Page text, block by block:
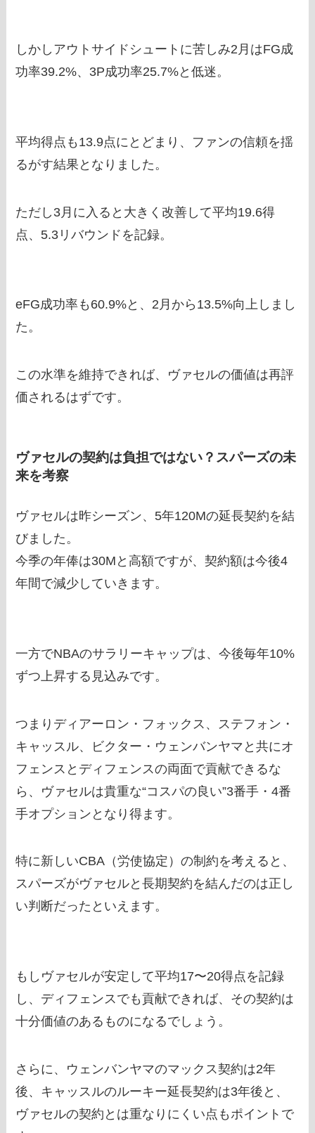
しかしアウトサイドシュートに苦しみ2月はFG成
功率39.2%、3P成功率25.7%と低迷。
平均得点も13.9点にとどまり、ファンの信頼を揺
るがす結果となりました。
ただし3月に入ると大きく改善して平均19.6得
点、5.3リバウンドを記録。
eFG成功率も60.9%と、2月から13.5%向上しまし
た。
この水準を維持できれば、ヴァセルの価値は再評
価されるはずです。
ヴァセルの契約は負担ではない？スパーズの未
来を考察
ヴァセルは昨シーズン、5年120Mの延長契約を結
びました。
今季の年俸は30Mと高額ですが、契約額は今後4
年間で減少していきます。
一方でNBAのサラリーキャップは、今後毎年10%
ずつ上昇する見込みです。
つまりディアーロン・フォックス、ステフォン・
キャッスル、ビクター・ウェンバンヤマと共にオ
フェンスとディフェンスの両面で貢献できるな
ら、ヴァセルは貴重な“コスパの良い”3番手・4番
手オプションとなり得ます。
特に新しいCBA（労使協定）の制約を考えると、
スパーズがヴァセルと長期契約を結んだのは正し
い判断だったといえます。
もしヴァセルが安定して平均17〜20得点を記録
し、ディフェンスでも貢献できれば、その契約は
十分価値のあるものになるでしょう。
さらに、ウェンバンヤマのマックス契約は2年
後、キャッスルのルーキー延長契約は3年後と、
ヴァセルの契約とは重なりにくい点もポイントで